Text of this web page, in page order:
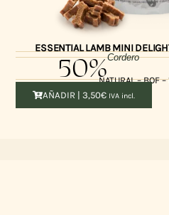
ESSENTIAL LAMB MINI
50%Cordero
NATURAL – BOF –
AÑADIR | 3,50€ IVA incl.